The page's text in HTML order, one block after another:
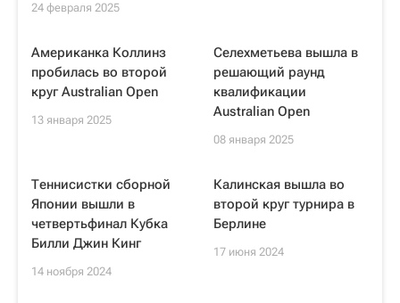
24 февраля 2025
Американка Коллинз
пробилась во второй
круг Australian Open
13 января 2025
Селехметьева вышла в
решающий раунд
квалификации
Australian Open
08 января 2025
Теннисистки сборной
Японии вышли в
четвертьфинал Кубка
Билли Джин Кинг
14 ноября 2024
Калинская вышла во
второй круг турнира в
Берлине
17 июня 2024